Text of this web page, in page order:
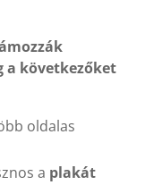
a következőket
oldalas
a plakát